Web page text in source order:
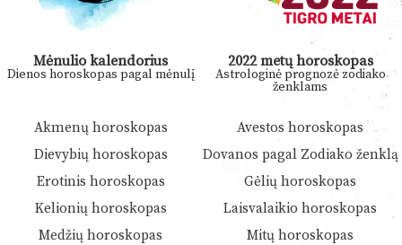
Mėnulio kalendorius
Dienos horoskopas pagal mėnulį
2022 metų horoskopas
Astrologinė prognozė zodiako
ženklams
Akmenų horoskopas
Avestos horoskopas
Dievybių horoskopas
Dovanos pagal Zodiako ženklą
Erotinis horoskopas
Gėlių horoskopas
Kelionių horoskopas
Laisvalaikio horoskopas
Medžių horoskopas
Mitų horoskopas